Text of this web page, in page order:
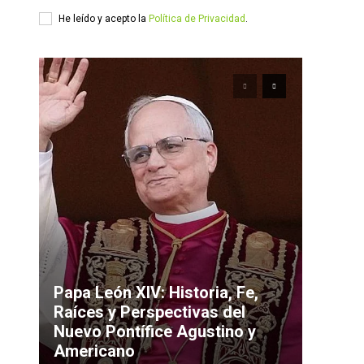
He leído y acepto la Política de Privacidad
Papa León XIV: Historia, Fe,
Raíces y Perspectivas del
Nuevo Pontífice Agustino y
Americano